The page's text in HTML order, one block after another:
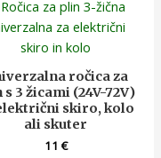
ročica za
s 3 žicami (24V-72V)
skiro, kolo
ali skuter
11€